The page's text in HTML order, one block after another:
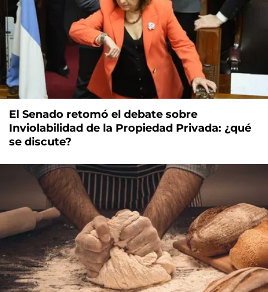
El Senado retomó el debate sobre
Inviolabilidad de la Propiedad Privada: ¿qué
se discute?